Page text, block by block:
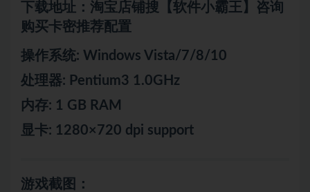
下载地址：淘宝店铺搜【软件小霸王】咨询
购买卡密推荐配置
操作系统: Windows Vista/7/8/10
处理器: Pentium3 1.0GHz
内存: 1 GB RAM
显卡: 1280×720 dpi support
游戏截图：